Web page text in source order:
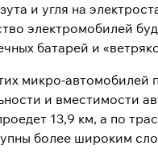
и угля на
электромобилей
батарей и
микро-
и вместимости
13,9 км, а по
более широким